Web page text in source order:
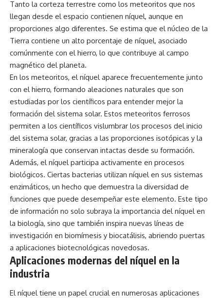
Tanto la corteza terrestre como los meteoritos que nos
llegan desde el espacio contienen níquel, aunque en
proporciones algo diferentes. Se estima que el núcleo de la
Tierra contiene un alto porcentaje de níquel, asociado
comúnmente con el hierro, lo que contribuye al campo
magnético del planeta.
En los meteoritos, el níquel aparece frecuentemente junto
con el hierro, formando aleaciones naturales que son
estudiadas por los científicos para entender mejor la
formación del sistema solar. Estos meteoritos ferrosos
permiten a los científicos vislumbrar los procesos del inicio
del sistema solar, gracias a las proporciones isotópicas y la
mineralogía que conservan intactas desde su formación.
Además, el níquel participa activamente en procesos
biológicos. Ciertas bacterias utilizan níquel en sus sistemas
enzimáticos, un hecho que demuestra la diversidad de
funciones que puede desempeñar este elemento. Este tipo
de información no solo subraya la importancia del níquel en
la biología, sino que también inspira nuevas líneas de
investigación en biomímesis y biocatálisis, abriendo puertas
a aplicaciones biotecnológicas novedosas.
Aplicaciones modernas del níquel en la
industria
El níquel tiene un papel crucial en numerosas aplicaciones